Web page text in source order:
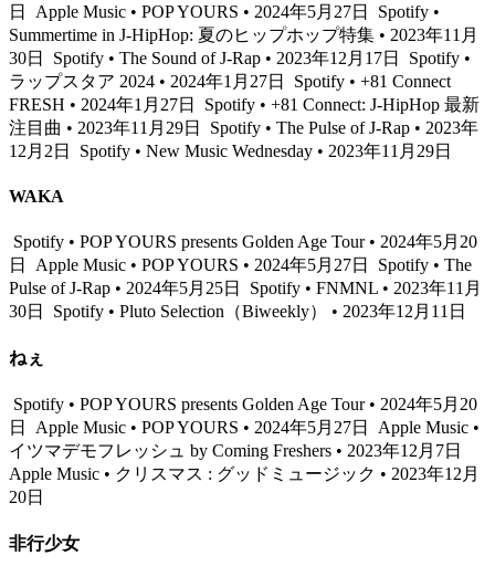
日
Apple Music • POP YOURS • 2024年5月27日
Spotify •
Summertime in J-HipHop: 夏のヒップホップ特集 • 2023年11月
30日
Spotify • The Sound of J-Rap • 2023年12月17日
Spotify •
ラップスタア 2024 • 2024年1月27日
Spotify • +81 Connect
FRESH • 2024年1月27日
Spotify • +81 Connect: J-HipHop 最新
注目曲 • 2023年11月29日
Spotify • The Pulse of J-Rap • 2023年
12月2日
Spotify • New Music Wednesday • 2023年11月29日
WAKA
Spotify • POP YOURS presents Golden Age Tour • 2024年5月20
日
Apple Music • POP YOURS • 2024年5月27日
Spotify • The
Pulse of J-Rap • 2024年5月25日
Spotify • FNMNL • 2023年11月
30日
Spotify • Pluto Selection（Biweekly） • 2023年12月11日
ねぇ
Spotify • POP YOURS presents Golden Age Tour • 2024年5月20
日
Apple Music • POP YOURS • 2024年5月27日
Apple Music •
イツマデモフレッシュ by Coming Freshers • 2023年12月7日
Apple Music • クリスマス : グッドミュージック • 2023年12月
20日
非行少女